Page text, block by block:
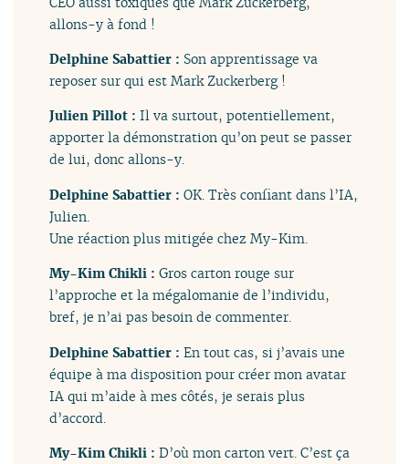
allons-y à fond !
Delphine Sabattier : Son apprentissage va
reposer sur qui est Mark Zuckerberg !
Julien Pillot :Il va surtout, potentiellement,
apporter la démonstration qu’on peut se passer
de lui, donc allons-y.
Delphine Sabattier :OK. Très confiant dans l’IA,
Julien.
Une réaction plus mitigée chez My-Kim.
My-Kim Chikli :Gros carton rouge sur
l’approche et la mégalomanie de l’individu,
bref, je n’ai pas besoin de commenter.
Delphine Sabattier :En tout cas, si j’avais une
équipe à ma disposition pour créer mon avatar
IA qui m’aide à mes côtés, je serais plus
d’accord.
My-Kim Chikli :D’où mon carton vert. C’est ça